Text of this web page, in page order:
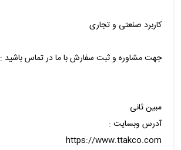
کاربرد صنعتی و تجاری
جهت مشاوره و ثبت سفارش با ما در تماس باشید :
مبین ثانی
آدرس وبسایت :
https://www.ttakco.com